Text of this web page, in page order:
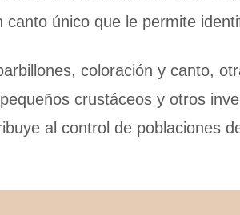
canto único que le permite
coloración y canto,
crustáceos y otros
al control de poblaciones